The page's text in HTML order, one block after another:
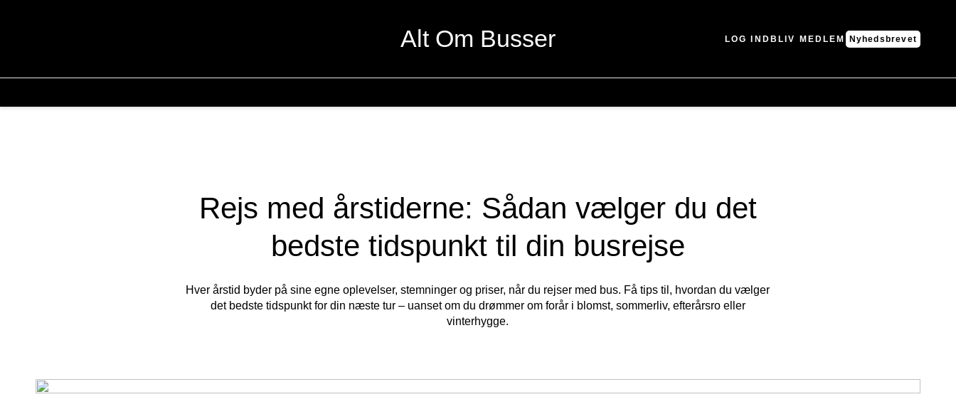
Alt Om Busser LOG INDBLIV MEDLEM Nyhedsbrevet
Rejs med årstiderne: Sådan vælger du det
bedste tidspunkt til din busrejse
Hver årstid byder på sine egne oplevelser, stemninger og priser, når du rejser med bus. Få tips til, hvordan du vælger
det bedste tidspunkt for din næste tur – uanset om du drømmer om forår i blomst, sommerliv, efterårsro eller
vinterhygge.